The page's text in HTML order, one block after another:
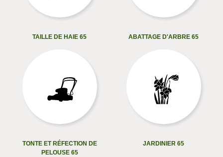
TAILLE DE HAIE 65 ABATTAGE D'ARBRE 65
TONTE ET RÉFECTION DE
PELOUSE 65
JARDINIER 65